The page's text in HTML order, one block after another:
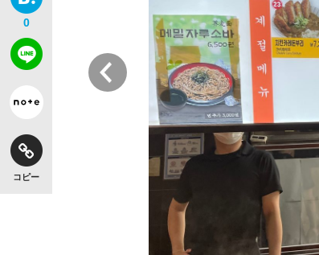
「目標達成できなかったからと言
いまさら聞けない資産運用のすべて
0
コピー
前